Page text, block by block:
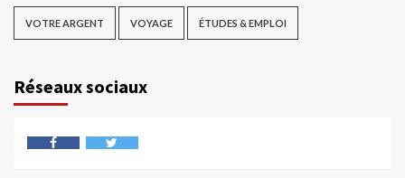
VOTRE ARGENT VOYAGE ÉTUDES & EMPLOI
Réseaux sociaux